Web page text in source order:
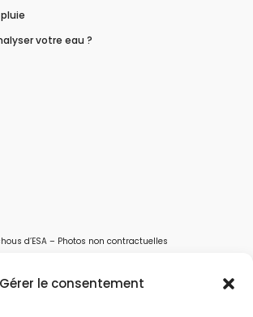
Gérer le consentement
votre eau ?
d’ESA – Photos non contractuelles
apportent toutes les solutions pour récupérer l’eau de
stocker, filtrer, traiter et potabiliser l’eau d’un forage,